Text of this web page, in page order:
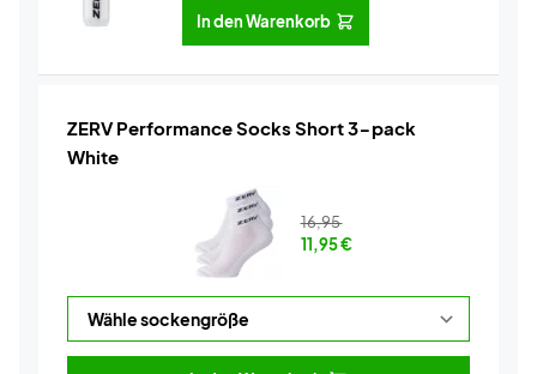
In den Warenkorb
ZERV Performance Socks Short 3-pack
White
16,95
11,95€